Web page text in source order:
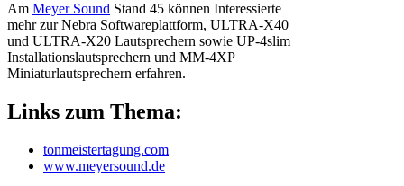
Am Meyer Sound Stand 45 können Interessierte
mehr zur Nebra Softwareplattform, ULTRA-X40
und ULTRA-X20 Lautsprechern sowie UP-4slim
Installationslautsprechern und MM-4XP
Miniaturlautsprechern erfahren.
Links zum Thema:
tonmeistertagung.com
www.meyersound.de